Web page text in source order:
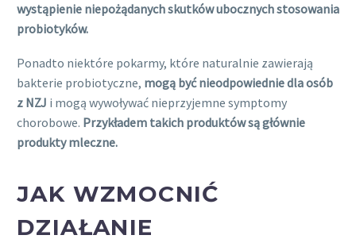
wystąpienie niepożądanych skutków ubocznych stosowania
probiotyków.
Ponadto niektóre pokarmy, które naturalnie zawierają
bakterie probiotyczne, mogą być nieodpowiednie dla osób
z NZJ i mogą wywoływać nieprzyjemne symptomy
chorobowe. Przykładem takich produktów są głównie
produkty mleczne.
JAK WZMOCNIĆ
DZIAŁANIE